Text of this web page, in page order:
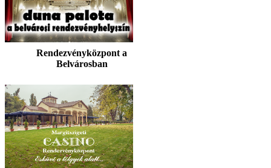
Rendezvényközpont a
Belvárosban